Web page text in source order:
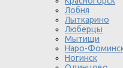
Лобня
Лыткарино
Люберцы
Мытищи
Наро-
Ногинск